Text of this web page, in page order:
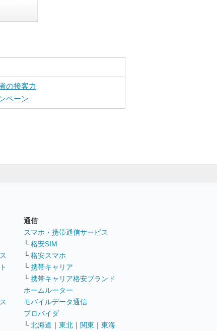
の接客力
ペーン
通信
スマホ・携帯通信サービス
└ 格安SIM
└ 格安スマホ
└ 携帯キャリア
└ 携帯キャリア格安ブランド
ホームルーター
モバイルデータ通信
プロバイダ
└ 北海道 ｜ 東北 ｜ 関東 ｜ 東海